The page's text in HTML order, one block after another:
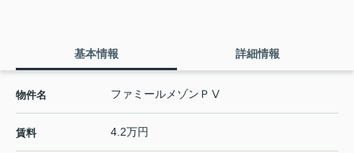
基本情報 詳細情報
物件名 ファミールメゾンＰⅤ
賃料 4.2万円